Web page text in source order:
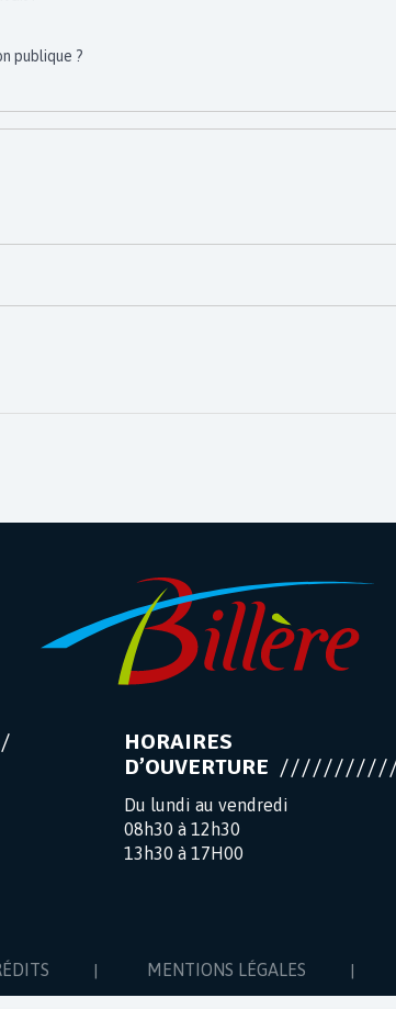
publique ?
HORAIRES
D’OUVERTURE
Du lundi au vendredi
08h30 à 12h30
13h30 à 17H00
MENTIONS LÉGALES